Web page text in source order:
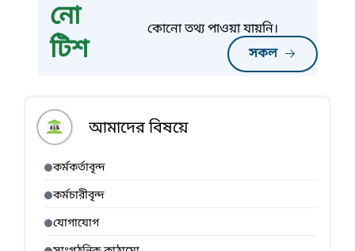
নো
টিশ
সকল
কোনো তথ্য পাওয়া যায়নি।
আমাদের বিষয়ে
কর্মকর্তাবৃন্দ
কর্মচারীবৃন্দ
যোগাযোগ